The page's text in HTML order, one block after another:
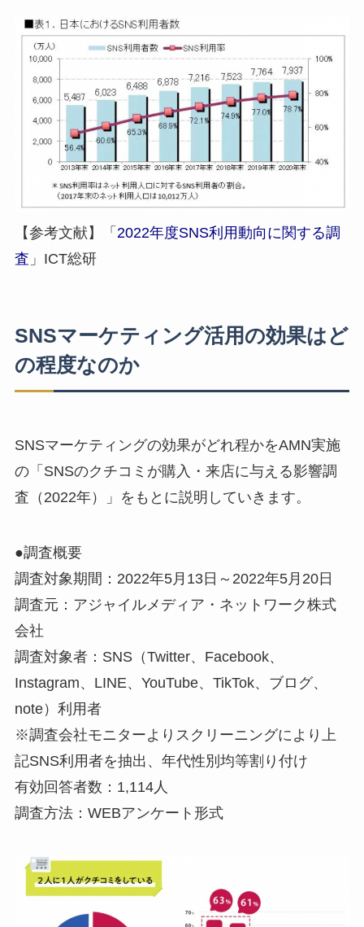
【参考文献】「 2022年度SNS利用動向に関する調
査 」ICT総研
SNSマーケティング活用の効果はど
の程度なのか
SNSマーケティングの効果がどれ程かをAMN実施
の「SNSのクチコミが購入・来店に与える影響調
査（2022年）」をもとに説明していきます。
●調査概要
調査対象期間：2022年5月13日～2022年5月20日
調査元：アジャイルメディア・ネットワーク株式
会社
調査対象者：SNS（Twitter、Facebook、
Instagram、LINE、YouTube、TikTok、ブログ、
note）利用者
※調査会社モニターよりスクリーニングにより上
記SNS利用者を抽出、年代性別均等割り付け
有効回答者数：1,114人
調査方法：WEBアンケート形式